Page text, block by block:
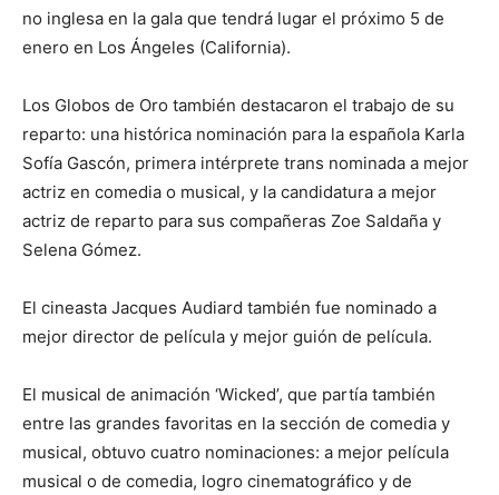
no inglesa en la gala que tendrá lugar el próximo 5 de
enero en Los Ángeles (California).
Los Globos de Oro también destacaron el trabajo de su
reparto: una histórica nominación para la española Karla
Sofía Gascón, primera intérprete trans nominada a mejor
actriz en comedia o musical, y la candidatura a mejor
actriz de reparto para sus compañeras Zoe Saldaña y
Selena Gómez.
El cineasta Jacques Audiard también fue nominado a
mejor director de película y mejor guión de película.
El musical de animación ‘Wicked’, que partía también
entre las grandes favoritas en la sección de comedia y
musical, obtuvo cuatro nominaciones: a mejor película
musical o de comedia, logro cinematográfico y de